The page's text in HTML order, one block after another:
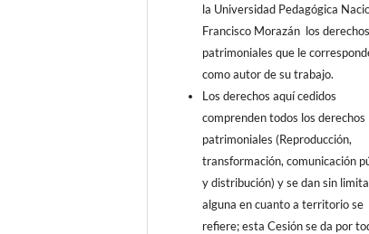
la Universidad Pedagógica
Francisco Morazán los derechos
patrimoniales que le
como autor de su trabajo.
Los derechos aquí cedidos
comprenden todos los derechos
patrimoniales (Reproducción,
transformación, comunicación
y distribución) y se dan sin
alguna en cuanto a territorio se
refiere; esta Cesión se da por